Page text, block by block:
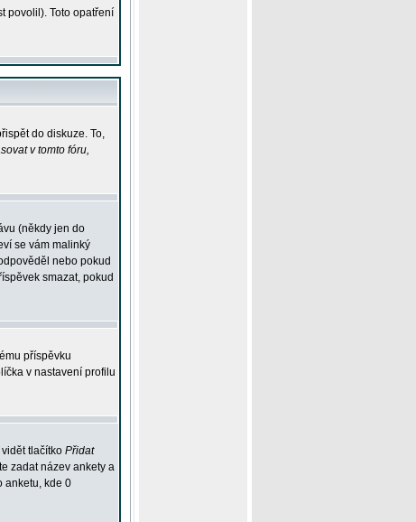
povolil). Toto opatření
do diskuze. To,
v tomto fóru,
(někdy jen do
se vám malinký
nebo pokud
smazat, pokud
příspěvku
v nastavení profilu
tlačítko Přidat
zadat název ankety a
anketu, kde 0